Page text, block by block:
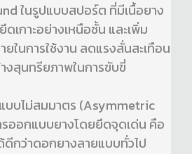
ในรูปแบบสปอร์ต ที่มีเนื้อยาง
เกาะอย่างเหนือชั้น และเพิ่ม
ในการใช้งาน ลดแรงสั่นสะเทือน
สุนทรียภาพในการขับขี่
บบไม่สมมาตร (Asymmetric
รออกแบบยางโดยยึดจุดเด่น คือ
ดีกว่าดอกยางลายแบบทั่วไป